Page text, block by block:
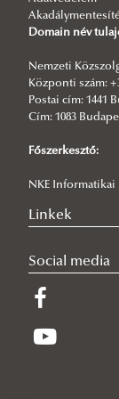
2026/07/07
Tájékoztató
2026/06/25
Ludovika
Domain név
Nemzeti
Központi szám:
Postai cím: 1441
Cím: 1083
Főszerkesztő:
NKE
Linkek
Social media